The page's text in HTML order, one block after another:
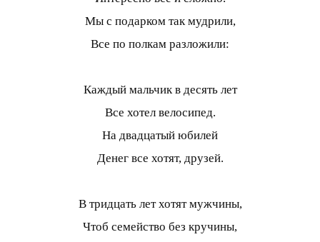
Мы с подарком так мудрили,
Все по полкам разложили:
Каждый мальчик в десять лет
Все хотел велосипед.
На двадцатый юбилей
Денег все хотят, друзей.
В тридцать лет хотят мужчины,
Чтоб семейство без кручины,